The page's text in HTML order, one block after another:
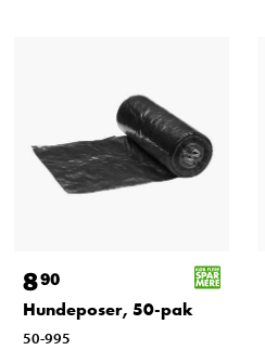
890
Hundeposer, 50-pak
50-995